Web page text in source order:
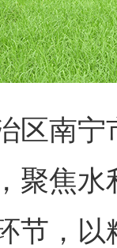
南宁
聚焦
节，